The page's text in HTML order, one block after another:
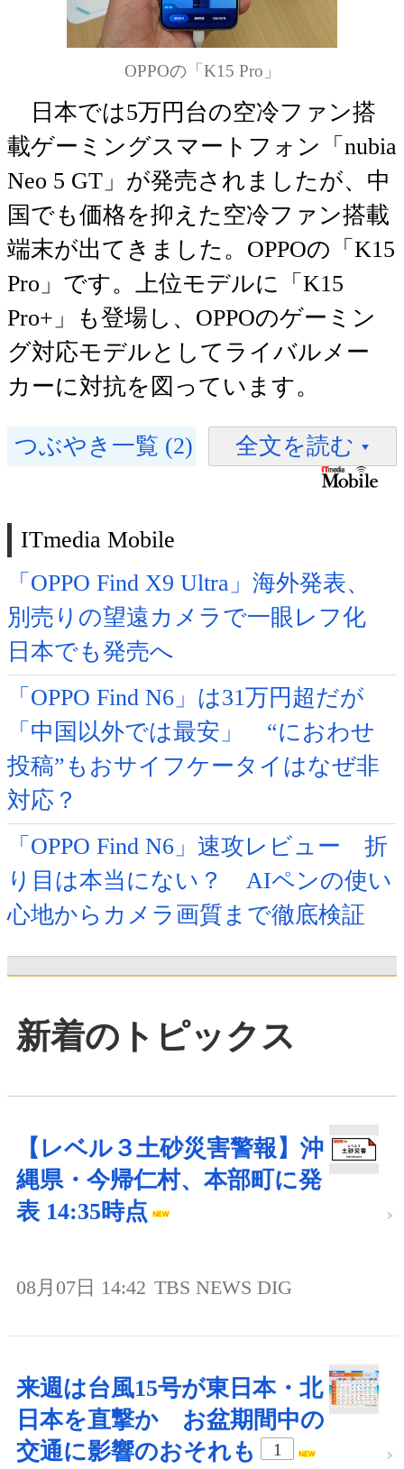
OPPOの「K15 Pro」
日本では5万円台の空冷ファン搭
載ゲーミングスマートフォン「nubia
Neo 5 GT」が発売されましたが、中
国でも価格を抑えた空冷ファン搭載
端末が出てきました。OPPOの「K15
Pro」です。上位モデルに「K15
Pro+」も登場し、OPPOのゲーミン
グ対応モデルとしてライバルメー
カーに対抗を図っています。
つぶやき一覧 (2) 全文を読む
ITmedia Mobile
「OPPO Find X9 Ultra」海外発表、
別売りの望遠カメラで一眼レフ化
日本でも発売へ
「OPPO Find N6」は31万円超だが
「中国以外では最安」 “におわせ
投稿”もおサイフケータイはなぜ非
対応？
「OPPO Find N6」速攻レビュー 折
り目は本当にない？ AIペンの使い
心地からカメラ画質まで徹底検証
新着のトピックス
【レベル３土砂災害警報】沖
縄県・今帰仁村、本部町に発
表 14:35時点
08月07日 14:42 TBS NEWS DIG
来週は台風15号が東日本・北
日本を直撃か お盆期間中の
交通に影響のおそれも
1